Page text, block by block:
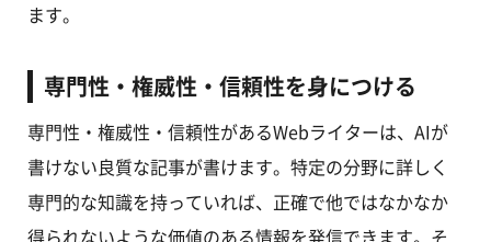
ます。
専門性・権威性・信頼性を身につける
専門性・権威性・信頼性があるWebライターは、AIが
書けない良質な記事が書けます。特定の分野に詳しく
専門的な知識を持っていれば、正確で他ではなかなか
得られないような価値のある情報を発信できます。そ